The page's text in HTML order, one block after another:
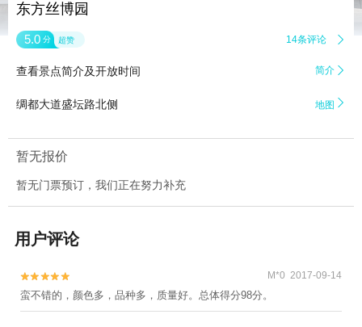
东方丝博园
5.0 分 超赞 14条评论 
查看景点简介及开放时间 简介 
绸都大道盛坛路北侧 地图 
暂无报价
暂无门票预订，我们正在努力补充
用户评论

 M*0 2017-09-14
蛮不错的，颜色多，品种多，质量好。总体得分98分。